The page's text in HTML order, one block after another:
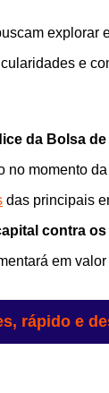
explorar
e
da Bolsa
no momento
das principais
contra
em
rápido e